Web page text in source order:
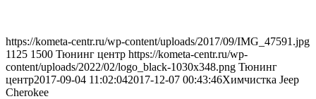
https://kometa-centr.ru/wp-content/uploads/2017/09/IMG_47591.jpg
1125 1500 Тюнинг центр https://kometa-centr.ru/wp-
content/uploads/2022/02/logo_black-1030x348.png Тюнинг
центр2017-09-04 11:02:042017-12-07 00:43:46Химчистка Jeep
Cherokee